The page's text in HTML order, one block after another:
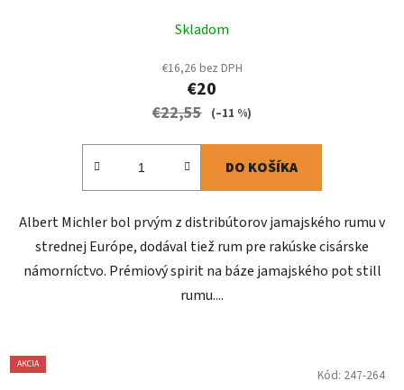
Skladom
€16,26 bez DPH
€20
€22,55 (–11 %)
DO KOŠÍKA
Albert Michler bol prvým z distribútorov jamajského rumu v
strednej Európe, dodával tiež rum pre rakúske cisárske
námorníctvo. Prémiový spirit na báze jamajského pot still
rumu....
AKCIA
Kód: 247-264